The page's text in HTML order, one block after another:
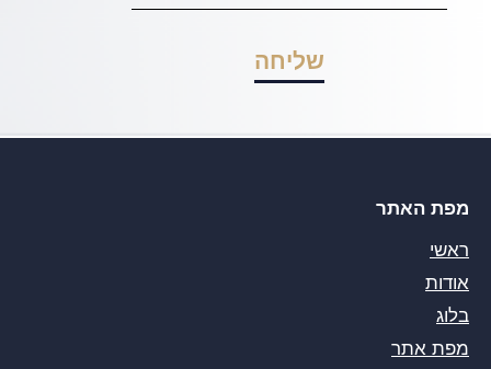
מפת האתר
ראשי
אודות
בלוג
מפת אתר